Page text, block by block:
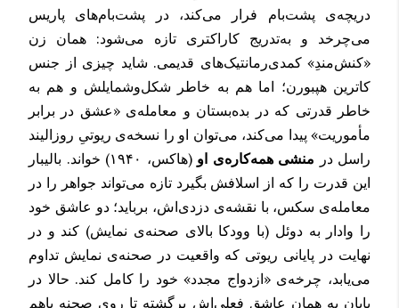
دریچه‌ی پشت‌بام فرار می‌کند، در پشت‌بام‌های پاریس
می‌چرخد و به‌تدریج کاراکتری تازه می‌شود: همان زن
«کنش‌مندِ» کمدی‌رمانتیک‌های قدیمی. شاید چیزی از جنس
کاترین هپبورن؛ اما هم به خاطر شکل‌وشمایلش و هم به
خاطر قدرتی که در بده‌بستان و معامله‌ی «عشق در برابر
مأموریت» پیدا می‌کند، می‌توان او را نسخه‌ی ریوتیِ روزالیند
راسل در منشی همه‌کاره‌ی او
(هاکس، ۱۹۴۰) خواند. بالیبار
این قدرت را که از اسلافش بگیرد تازه می‌تواند جواهر را در
معامله‌ی سکس، با نقشه‌ی دزدی‌اش، برباید؛ دو عاشق خود
را وادار به دوئل (با وودکا بالای صحنه‌ی نمایش) ‌کند و در
نهایت در پایانی ریوتی که واقعیت در صحنه‌ی نمایش تداوم
می‌یابد، چرخه‌ی «ازدواج مجدد» خود را کامل ‌کند. حالا در
پایان به همان عاشق فعلی‌اش برگشته تا روی صحنه باهم